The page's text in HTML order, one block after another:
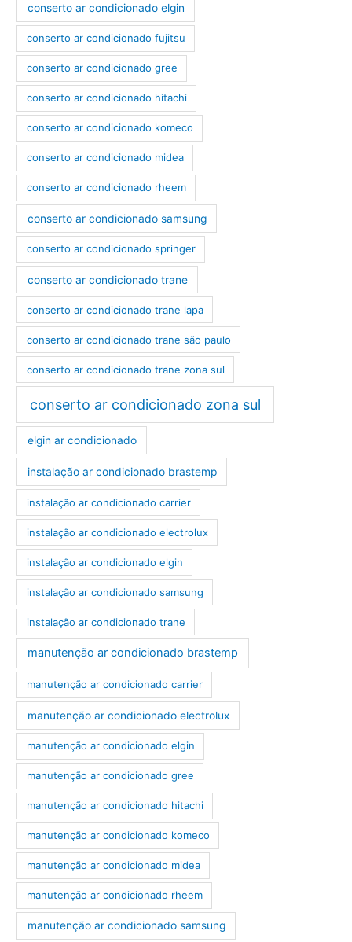
conserto ar condicionado elgin
conserto ar condicionado fujitsu
conserto ar condicionado gree
conserto ar condicionado hitachi
conserto ar condicionado komeco
conserto ar condicionado midea
conserto ar condicionado rheem
conserto ar condicionado samsung
conserto ar condicionado springer
conserto ar condicionado trane
conserto ar condicionado trane lapa
conserto ar condicionado trane são paulo
conserto ar condicionado trane zona sul
conserto ar condicionado zona sul
elgin ar condicionado
instalação ar condicionado brastemp
instalação ar condicionado carrier
instalação ar condicionado electrolux
instalação ar condicionado elgin
instalação ar condicionado samsung
instalação ar condicionado trane
manutenção ar condicionado brastemp
manutenção ar condicionado carrier
manutenção ar condicionado electrolux
manutenção ar condicionado elgin
manutenção ar condicionado gree
manutenção ar condicionado hitachi
manutenção ar condicionado komeco
manutenção ar condicionado midea
manutenção ar condicionado rheem
manutenção ar condicionado samsung